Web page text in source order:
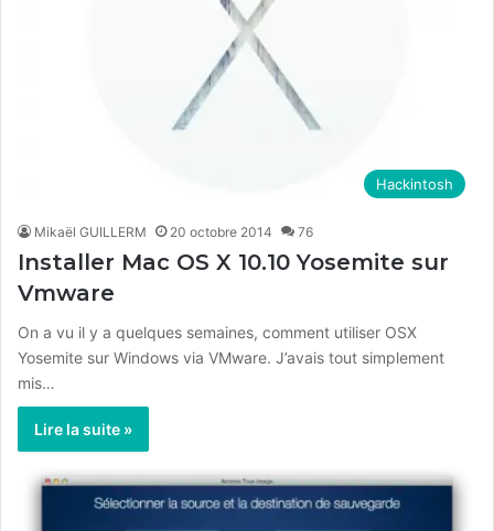
Hackintosh
Mikaël GUILLERM 20 octobre 2014 76
Installer Mac OS X 10.10 Yosemite sur
Vmware
On a vu il y a quelques semaines, comment utiliser OSX
Yosemite sur Windows via VMware. J’avais tout simplement
mis…
Lire la suite »